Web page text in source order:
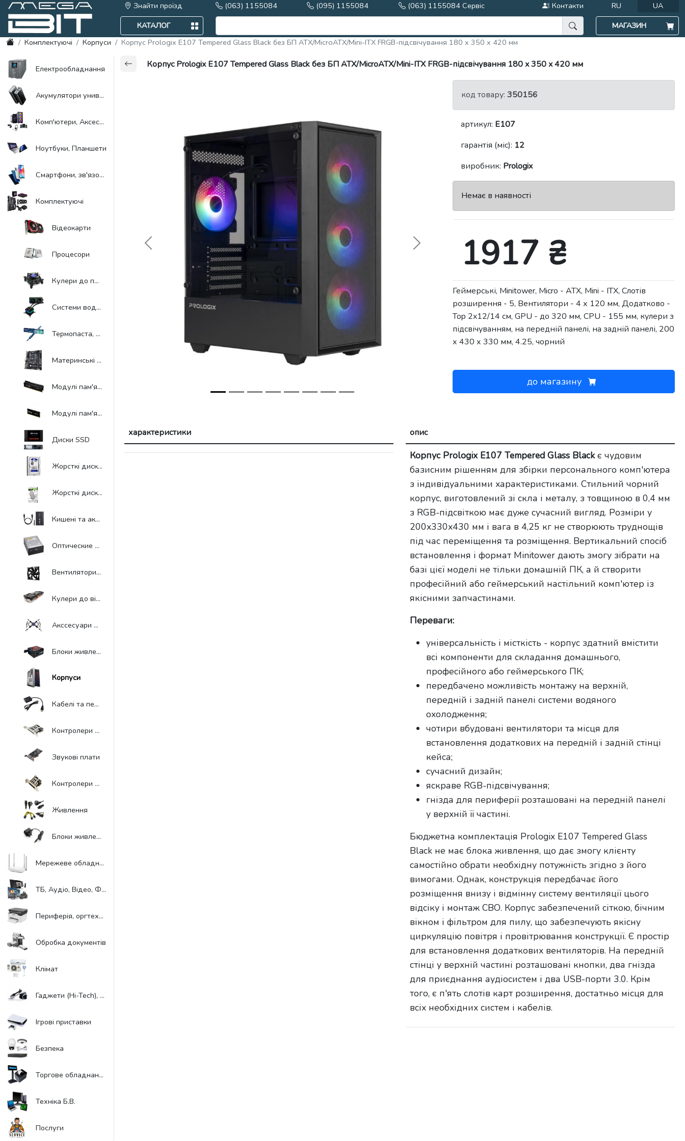
Знайти проїзд (063) 1155084 (095) 1155084
(063) 1155084 Сервіс
(063) 1155084 Viber
Контакти RU
UA
КАТАЛОГ
МАГАЗИН
Комплектуючі
Корпуси Корпус Prologix E107 Tempered Glass Black без БП ATX/MicroATX/Mini-ITX FRGB-підсвічування 180 x 350 x 420 мм
Електрообладнання
Акумулятори универсальні, Power Bank
Комп'ютери, Aксесуари
Ноутбуки, Планшети
Смартфони, зв'язок, навігація
Комплектуючі
Відеокарти
Процесори
Кулери до процесорів
Системи водяного охолодження
Термопаста, термопрокладки, аксесуари до систем охолодження
Материнські плати
Модулі пам'яті для комп'ютера
Модулі пам'яті до ноутбуків
Диски SSD
Жорсткі диски HDD 3.5"
Жорсткі диски HDD 2.5"
Кишені та аксесуари до HDD
Оптические приводы ODD
Вентилятори до корпусів
Кулери до відеокарт
Акссесуари до систем охолодження
Блоки живлення
Корпуси
Кабелі та перехідники
Контролери ExpressCard
Звукові плати
Контролери та конвертори
Живлення
Блоки живлення для периферії
Мережеве обладнання
ТБ, Аудіо, Відео, Фото
Периферія, оргтехніка
Обробка документів
Клімат
Гаджети (Hi-Tech), Віртуальна реальність
Ігрові приставки
Безпека
Торгове обладнання
Техніка Б.В.
Послуги
Корпус Prologix E107 Tempered Glass Black без БП ATX/MicroATX/Mini-ITX FRGB-підсвічування 180 x 350 x 420 мм
Previous Next
код товару: 350156
артикул: E107
гарантія (міс): 12
виробник: Prologix
Немає в наявності
1917 ₴
Геймерські, Minitower, Micro - ATX, Mini - ITX, Слотів
розширення - 5, Вентилятори - 4 х 120 мм, Додатково -
Top 2x12/14 см, GPU - до 320 мм, CPU - 155 мм, кулери з
підсвічуванням, на передній панелі, на задній панелі, 200
х 430 х 330 мм, 4.25, чорний
до магазину
характеристики опис
Корпус Prologix E107 Tempered Glass Blackє чудовим
базисним рішенням для збірки персонального комп'ютера
з індивідуальними характеристиками. Стильний чорний
корпус, виготовлений зі скла і металу, з товщиною в 0,4 мм
з RGB-підсвіткою має дуже сучасний вигляд. Розміри у
200х330х430 мм і вага в 4,25 кг не створюють труднощів
під час переміщення та розміщення. Вертикальний спосіб
встановлення і формат Minitower дають змогу зібрати на
базі цієї моделі не тільки домашній ПК, а й створити
професійний або геймерський настільний комп'ютер із
якісними запчастинами.
Переваги:
універсальність і місткість - корпус здатний вмістити
всі компоненти для складання домашнього,
професійного або геймерського ПК;
передбачено можливість монтажу на верхній,
передній і задній панелі системи водяного
охолодження;
чотири вбудовані вентилятори та місця для
встановлення додаткових на передній і задній стінці
кейса;
сучасний дизайн;
яскраве RGB-підсвічування;
гнізда для периферії розташовані на передній панелі
у верхній її частині.
Бюджетна комплектація Prologix E107 Tempered Glass
Black не має блока живлення, що дає змогу клієнту
самостійно обрати необхідну потужність згідно з його
вимогами. Однак, конструкція передбачає його
розміщення внизу і відмінну систему вентиляції цього
відсіку і монтаж СВО. Корпус забезпечений сіткою, бічним
вікном і фільтром для пилу, що забезпечують якісну
циркуляцію повітря і провітрювання конструкції. Є простір
для встановлення додаткових вентиляторів. На передній
стінці у верхній частині розташовані кнопки, два гнізда
для приєднання аудіосистем і два USB-порти 3.0. Крім
того, є п'ять слотів карт розширення, достатньо місця для
всіх необхідних систем і кабелів.